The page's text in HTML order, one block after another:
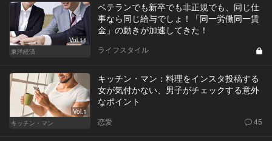
Vol.11
東洋経済
ベテランでも新卒でも非正規でも、同じ仕
事なら同じ給与でしょ！「同一労働同一賃
金」の動きが加速してきた！
ライフスタイル
Vol.1
キッチン・マン
キッチン・マン：料理をインスタ投稿する
女が気付かない、男子がチェックする意外
なポイント
恋愛 45